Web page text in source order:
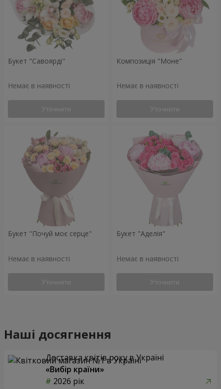
Букет "Савоярді"
Немає в наявності
Уточнити
Композиція "Моне"
Немає в наявності
Уточнити
Букет "Почуй моє серце"
Немає в наявності
Уточнити
Букет "Аделія"
Немає в наявності
Уточнити
Наші досягнення
Доставка квітів року в Україні
«Вибір країни»
2026 рік